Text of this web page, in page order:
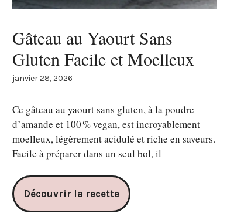
Gâteau au Yaourt Sans
Gluten Facile et Moelleux
janvier 28, 2026
Ce gâteau au yaourt sans gluten, à la poudre
d’amande et 100 % vegan, est incroyablement
moelleux, légèrement acidulé et riche en saveurs.
Facile à préparer dans un seul bol, il
Découvrir la recette